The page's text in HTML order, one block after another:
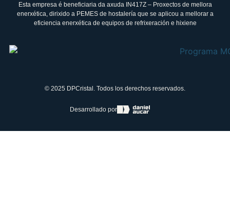
Esta empresa é beneficiaria da axuda IN417Z – Proxectos de mellora
enerxética, dirixido a PEMES de hostalería que se aplicou a mellorar a
eficiencia enerxética de equipos de refrixeración e hixiene
© 2025 DPCristal. Todos los derechos reservados.
Desarrollado por